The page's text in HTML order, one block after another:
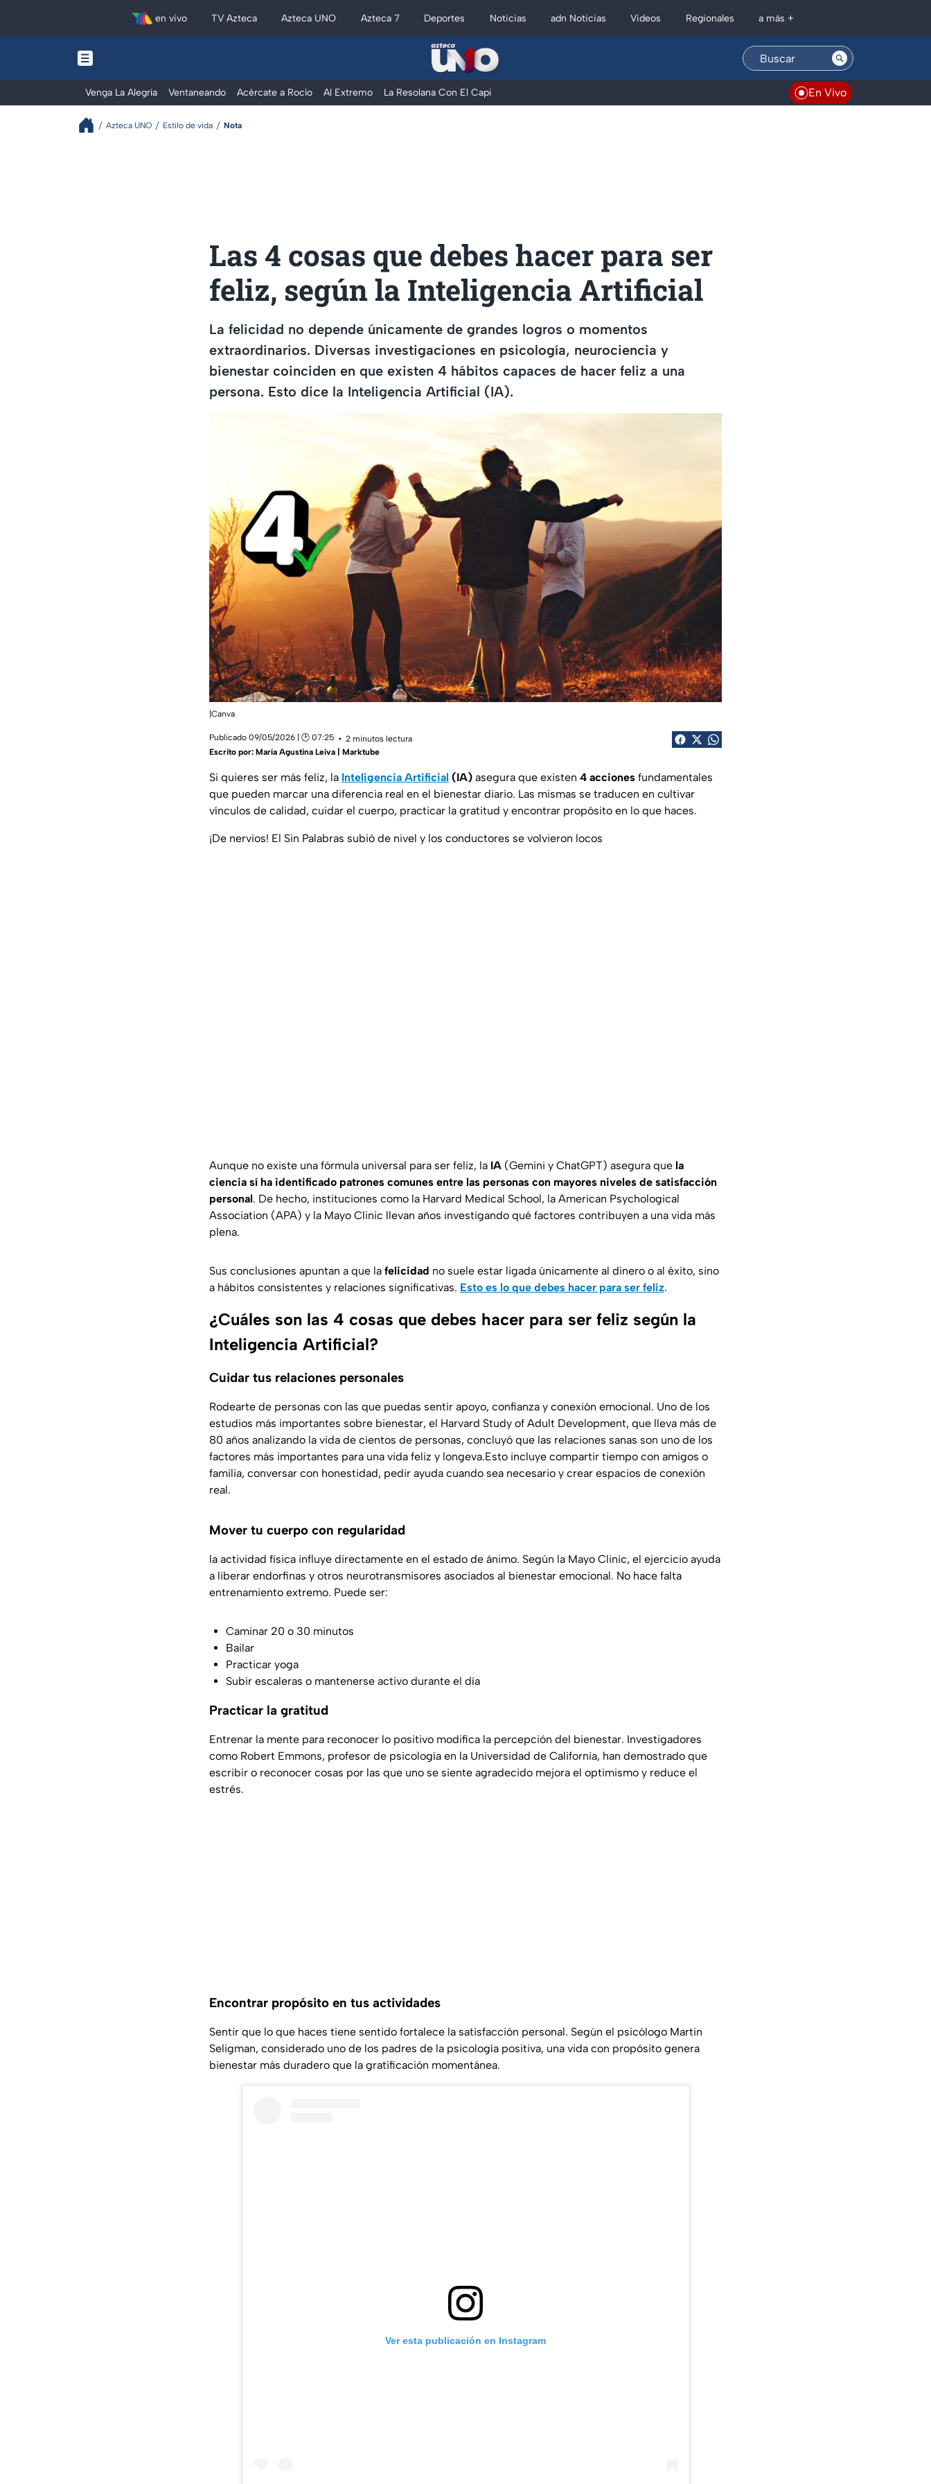
en vivo TV Azteca Azteca UNO Azteca 7 Deportes Noticias adn Noticias Videos Regionales a más +
Venga La Alegría Ventaneando Acércate a Rocío Al Extremo La Resolana Con El Capi En Vivo
Azteca UNO Estilo de vida Nota
Las 4 cosas que debes hacer para ser
feliz, según la Inteligencia Artificial
La felicidad no depende únicamente de grandes logros o momentos
extraordinarios. Diversas investigaciones en psicología, neurociencia y
bienestar coinciden en que existen 4 hábitos capaces de hacer feliz a una
persona. Esto dice la Inteligencia Artificial (IA).
|Canva
Publicado 09/05/2026 | 🕑 07:25
2 minutos lectura
Escrito por: María Agustina Leiva | Marktube
Si quieres ser más feliz, la Inteligencia Artificial (IA) asegura que existen 4 acciones fundamentales
que pueden marcar una diferencia real en el bienestar diario. Las mismas se traducen en cultivar
vínculos de calidad, cuidar el cuerpo, practicar la gratitud y encontrar propósito en lo que haces.
¡De nervios! El Sin Palabras subió de nivel y los conductores se volvieron locos
Aunque no existe una fórmula universal para ser feliz, la IA (Gemini y ChatGPT) asegura que la
ciencia sí ha identificado patrones comunes entre las personas con mayores niveles de satisfacción
personal. De hecho, instituciones como la Harvard Medical School, la American Psychological
Association (APA) y la Mayo Clinic llevan años investigando qué factores contribuyen a una vida más
plena.
Sus conclusiones apuntan a que la felicidad no suele estar ligada únicamente al dinero o al éxito, sino
a hábitos consistentes y relaciones significativas. Esto es lo que debes hacer para ser feliz.
¿Cuáles son las 4 cosas que debes hacer para ser feliz según la
Inteligencia Artificial?
Cuidar tus relaciones personales
Rodearte de personas con las que puedas sentir apoyo, confianza y conexión emocional. Uno de los
estudios más importantes sobre bienestar, el Harvard Study of Adult Development, que lleva más de
80 años analizando la vida de cientos de personas, concluyó que las relaciones sanas son uno de los
factores más importantes para una vida feliz y longeva.Esto incluye compartir tiempo con amigos o
familia, conversar con honestidad, pedir ayuda cuando sea necesario y crear espacios de conexión
real.
Mover tu cuerpo con regularidad
la actividad física influye directamente en el estado de ánimo. Según la Mayo Clinic, el ejercicio ayuda
a liberar endorfinas y otros neurotransmisores asociados al bienestar emocional. No hace falta
entrenamiento extremo. Puede ser:
Caminar 20 o 30 minutos
Bailar
Practicar yoga
Subir escaleras o mantenerse activo durante el día
Practicar la gratitud
Entrenar la mente para reconocer lo positivo modifica la percepción del bienestar. Investigadores
como Robert Emmons, profesor de psicología en la Universidad de California, han demostrado que
escribir o reconocer cosas por las que uno se siente agradecido mejora el optimismo y reduce el
estrés.
Encontrar propósito en tus actividades
Sentir que lo que haces tiene sentido fortalece la satisfacción personal. Según el psicólogo Martin
Seligman, considerado uno de los padres de la psicología positiva, una vida con propósito genera
bienestar más duradero que la gratificación momentánea.
Ver esta publicación en Instagram